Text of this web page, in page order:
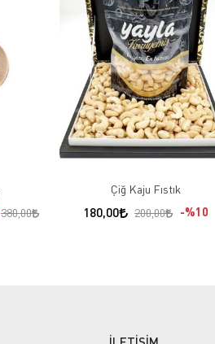
380,00
Çiğ Kaju Fıstık
180,00 200,00 %10